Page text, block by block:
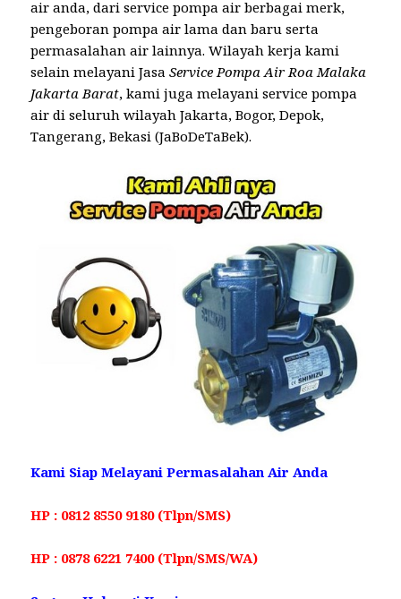
air anda, dari service pompa air berbagai merk,
pengeboran pompa air lama dan baru serta
permasalahan air lainnya. Wilayah kerja kami
selain melayani JasaService Pompa Air Roa Malaka
Jakarta Barat, kami juga melayani service pompa
air di seluruh wilayah Jakarta, Bogor, Depok,
Tangerang, Bekasi (JaBoDeTaBek).
Kami Siap Melayani Permasalahan Air Anda
HP : 0812 8550 9180 (Tlpn/SMS)
HP : 0878 6221 7400 (Tlpn/SMS/WA)